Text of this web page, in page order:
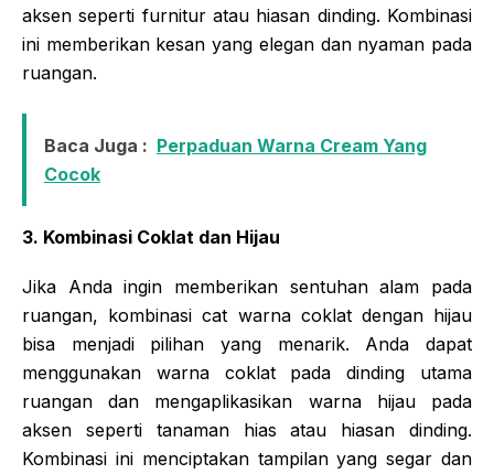
aksen seperti furnitur atau hiasan dinding. Kombinasi
ini memberikan kesan yang elegan dan nyaman pada
ruangan.
Baca Juga : Perpaduan Warna Cream Yang
Cocok
3. Kombinasi Coklat dan Hijau
Jika Anda ingin memberikan sentuhan alam pada
ruangan, kombinasi cat warna coklat dengan hijau
bisa menjadi pilihan yang menarik. Anda dapat
menggunakan warna coklat pada dinding utama
ruangan dan mengaplikasikan warna hijau pada
aksen seperti tanaman hias atau hiasan dinding.
Kombinasi ini menciptakan tampilan yang segar dan